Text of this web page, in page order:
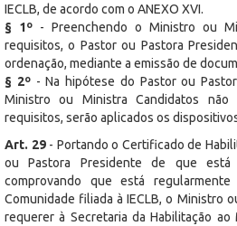
IECLB, de acordo com o ANEXO XVI.
§ 1º - Preenchendo o Ministro ou
requisitos, o Pastor ou Pastora
ordenação, mediante a emissão de
§ 2º- Na hipótese do Pastor ou
Ministro ou Ministra Candidatos
requisitos, serão aplicados os
Art. 29 - Portando o Certificado de
ou Pastora Presidente de que
comprovando que está
Comunidade filiada à IECLB, o Ministro
requerer à Secretaria da Habilitação